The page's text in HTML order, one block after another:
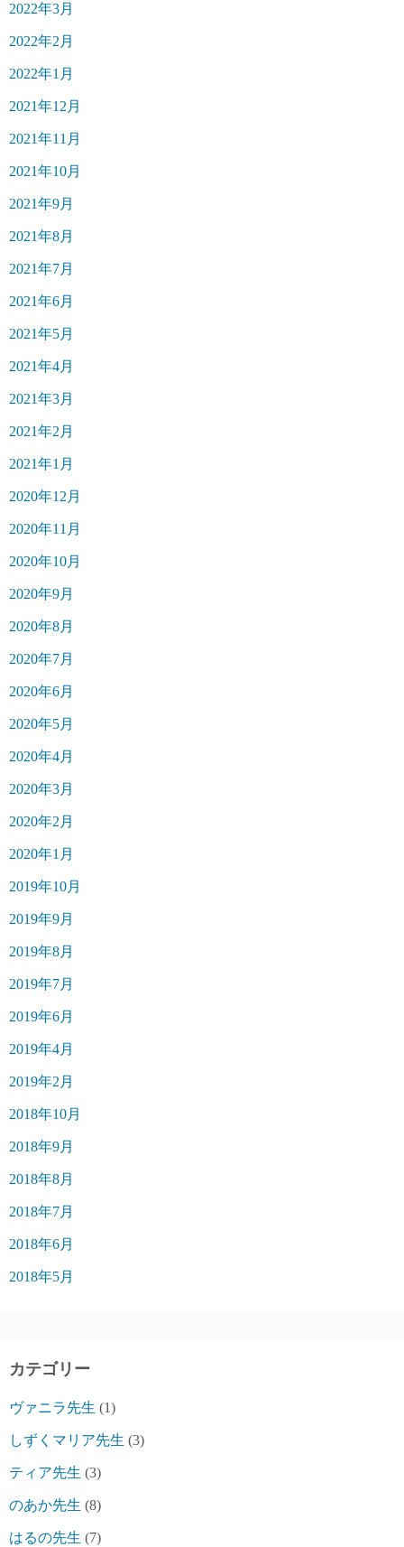
2022年3月
2022年2月
2022年1月
2021年12月
2021年11月
2021年10月
2021年9月
2021年8月
2021年7月
2021年6月
2021年5月
2021年4月
2021年3月
2021年2月
2021年1月
2020年12月
2020年11月
2020年10月
2020年9月
2020年8月
2020年7月
2020年6月
2020年5月
2020年4月
2020年3月
2020年2月
2020年1月
2019年10月
2019年9月
2019年8月
2019年7月
2019年6月
2019年4月
2019年2月
2018年10月
2018年9月
2018年8月
2018年7月
2018年6月
2018年5月
カテゴリー
ヴァニラ先生 (1)
しずくマリア先生 (3)
ティア先生 (3)
のあか先生 (8)
はるの先生 (7)